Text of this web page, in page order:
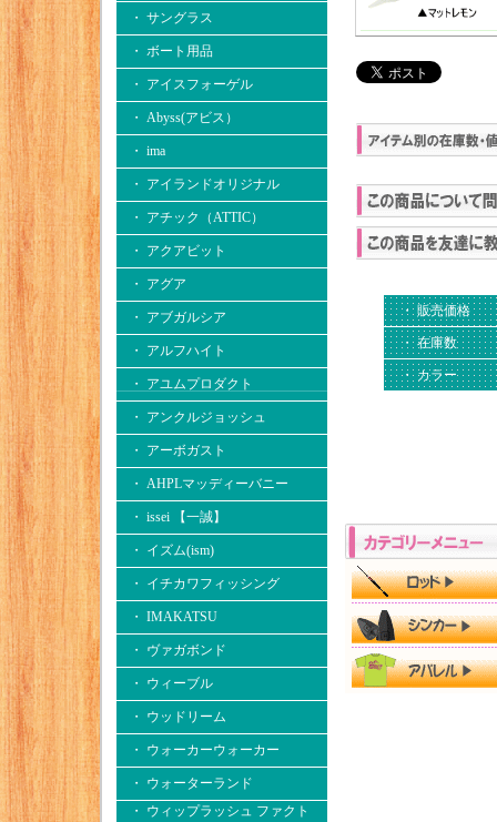
・ サングラス
・ ボート用品
・ アイスフォーゲル
・ Abyss(アビス）
・ ima
・ アイランドオリジナル
・ アチック（ATTIC）
・ アクアビット
・ アグア
・ アブガルシア
・ アルフハイト
・ アユムプロダクト
・ アンクルジョッシュ
・ アーボガスト
・ AHPLマッディーバニー
・ issei 【一誠】
・ イズム(ism)
・ イチカワフィッシング
・ IMAKATSU
・ ヴァガボンド
・ ウィーブル
・ ウッドリーム
・ ウォーカーウォーカー
・ ウォーターランド
・ ウィップラッシュ ファクト
・ 販売価格
・ 在庫数
・ カラー